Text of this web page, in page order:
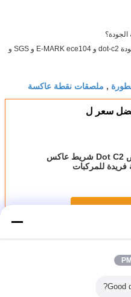
لقد حصل مصنعنا على الشهادة: يمكن ضمان جودة dot-c2 و E-MARK ece104 و SGS و
, ملصقات نقطة عاكسة
سعر ل
الأحمر والأبيض Dot C2 شريط عاكس
للمركبات
Good